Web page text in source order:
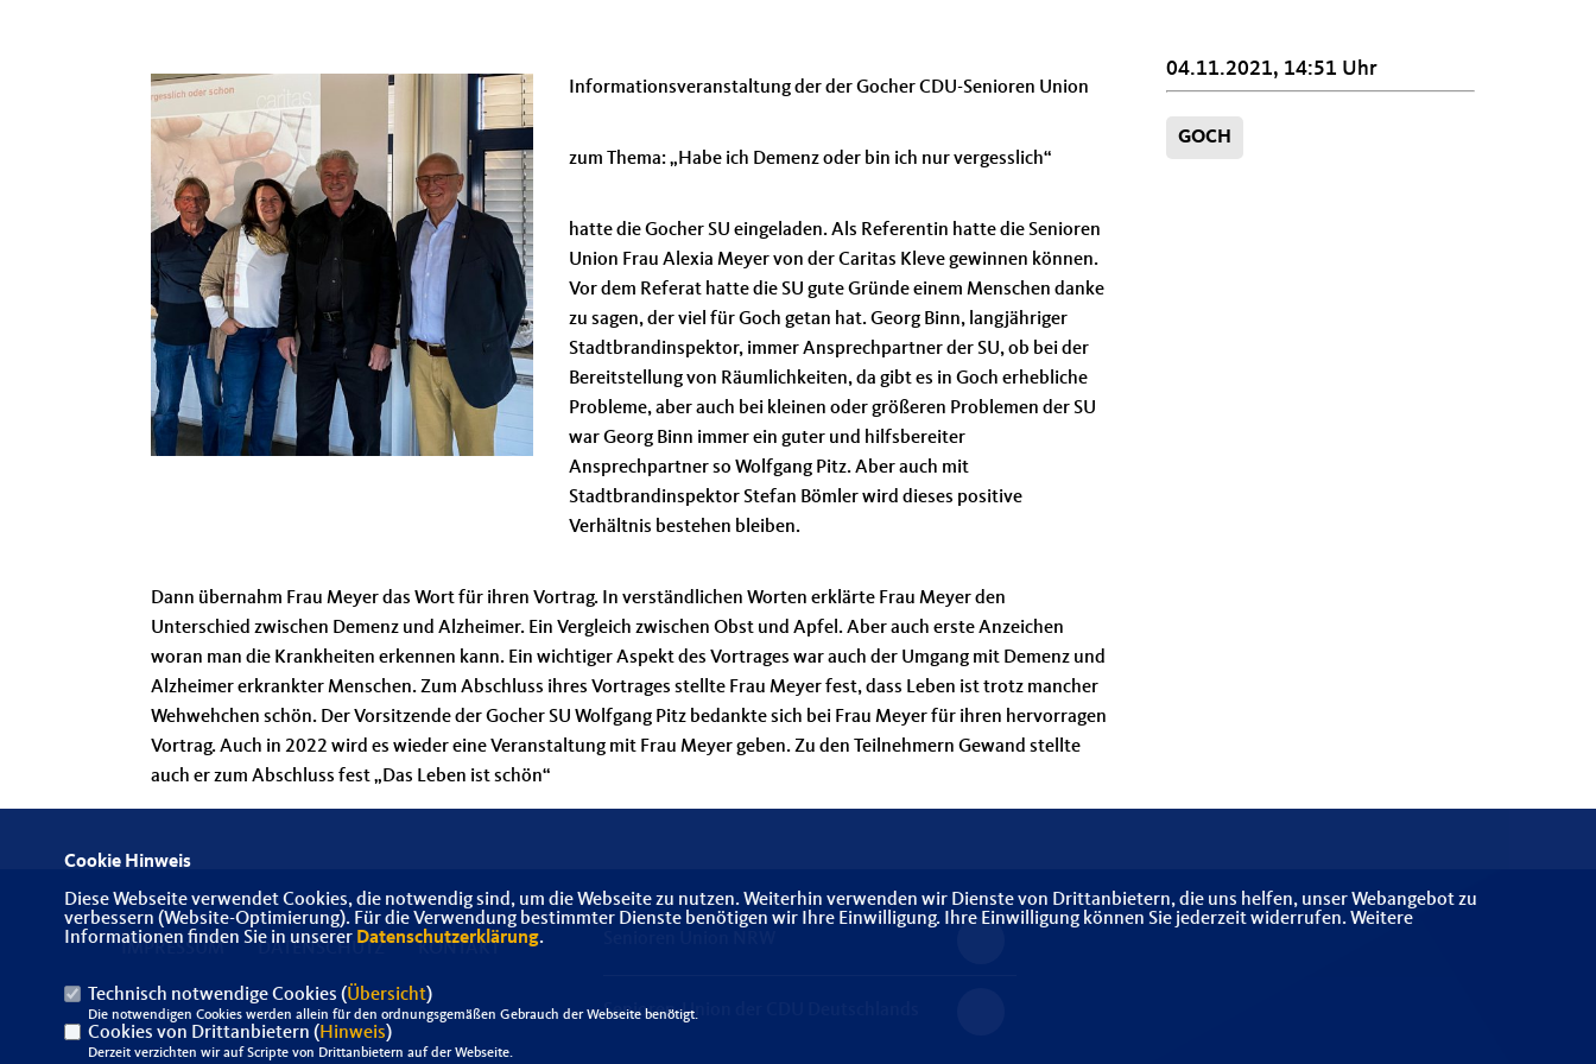
Informationsveranstaltung der der Gocher CDU-Senioren Union
zum Thema: „Habe ich Demenz oder bin ich nur vergesslich“
hatte die Gocher SU eingeladen. Als Referentin hatte die Senioren
Union Frau Alexia Meyer von der Caritas Kleve gewinnen können.
Vor dem Referat hatte die SU gute Gründe einem Menschen danke
zu sagen, der viel für Goch getan hat. Georg Binn, langjähriger
Stadtbrandinspektor, immer Ansprechpartner der SU, ob bei der
Bereitstellung von Räumlichkeiten, da gibt es in Goch erhebliche
Probleme, aber auch bei kleinen oder größeren Problemen der SU
war Georg Binn immer ein guter und hilfsbereiter
Ansprechpartner so Wolfgang Pitz. Aber auch mit
Stadtbrandinspektor Stefan Bömler wird dieses positive
Verhältnis bestehen bleiben.
Dann übernahm Frau Meyer das Wort für ihren Vortrag. In verständlichen Worten erklärte Frau Meyer den
Unterschied zwischen Demenz und Alzheimer. Ein Vergleich zwischen Obst und Apfel. Aber auch erste Anzeichen
woran man die Krankheiten erkennen kann. Ein wichtiger Aspekt des Vortrages war auch der Umgang mit Demenz und
Alzheimer erkrankter Menschen. Zum Abschluss ihres Vortrages stellte Frau Meyer fest, dass Leben ist trotz mancher
Wehwehchen schön. Der Vorsitzende der Gocher SU Wolfgang Pitz bedankte sich bei Frau Meyer für ihren hervorragen
Vortrag. Auch in 2022 wird es wieder eine Veranstaltung mit Frau Meyer geben. Zu den Teilnehmern Gewand stellte
auch er zum Abschluss fest „Das Leben ist schön“
04.11.2021, 14:51 Uhr
GOCH
IMPRESSUM DATENSCHUTZ KONTAKT
Senioren-Union der CDU Deutschlands
Cookie Hinweis
Diese Webseite verwendet Cookies, die notwendig sind, um die Webseite zu nutzen. Weiterhin verwenden wir Dienste von Drittanbietern, die uns helfen, unser Webangebot zu
verbessern (Website-Optimierung). Für die Verwendung bestimmter Dienste benötigen wir Ihre Einwilligung. Ihre Einwilligung können Sie jederzeit widerrufen. Weitere
Informationen finden Sie in unserer Datenschutzerklärung.
Technisch notwendige Cookies (Übersicht)
Die notwendigen Cookies werden allein für den ordnungsgemäßen Gebrauch der Webseite benötigt.
Cookies von Drittanbietern ( Hinweis)
Derzeit verzichten wir auf Scripte von Drittanbietern auf der Webseite.